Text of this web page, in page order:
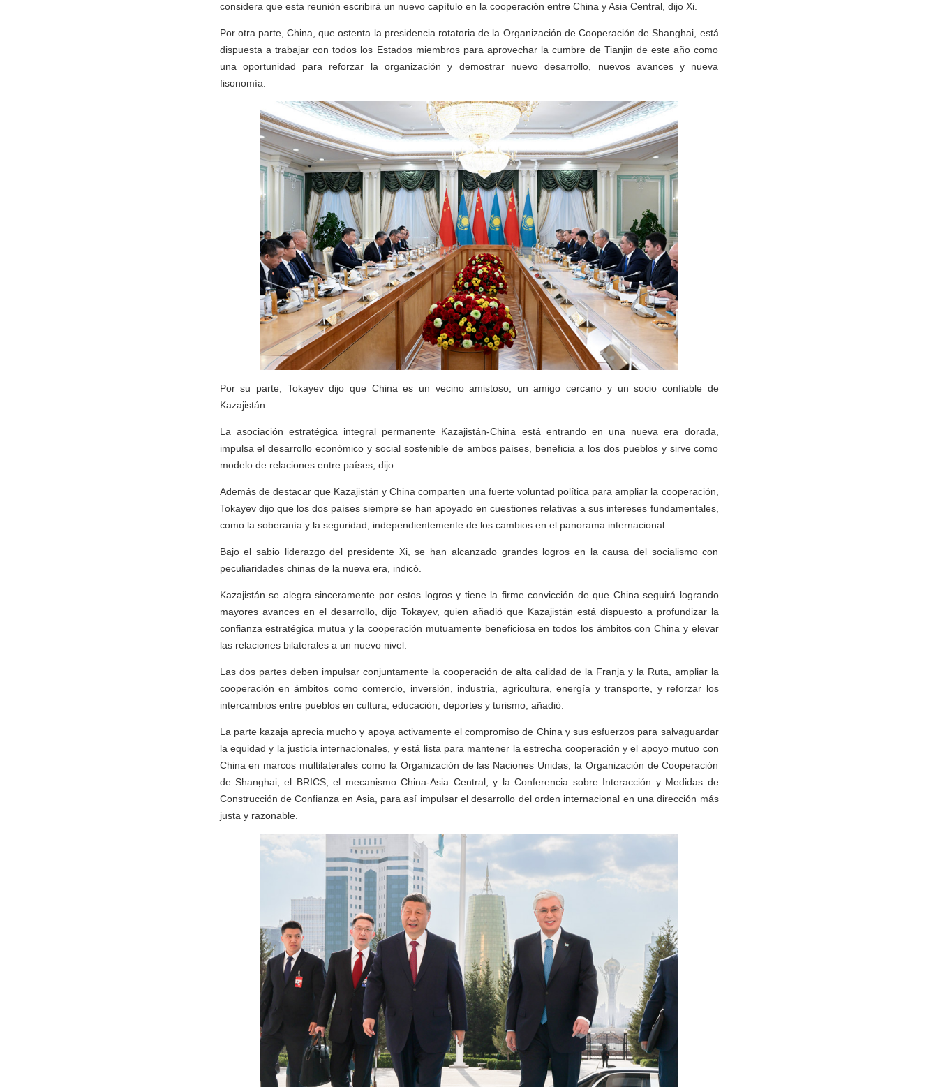
considera que esta reunión escribirá un nuevo capítulo en la cooperación entre China y Asia Central, dijo Xi.
Por otra parte, China, que ostenta la presidencia rotatoria de la Organización de Cooperación de Shanghai, está
dispuesta a trabajar con todos los Estados miembros para aprovechar la cumbre de Tianjin de este año como
una oportunidad para reforzar la organización y demostrar nuevo desarrollo, nuevos avances y nueva
fisonomía.
Por su parte, Tokayev dijo que China es un vecino amistoso, un amigo cercano y un socio confiable de
Kazajistán.
La asociación estratégica integral permanente Kazajistán-China está entrando en una nueva era dorada,
impulsa el desarrollo económico y social sostenible de ambos países, beneficia a los dos pueblos y sirve como
modelo de relaciones entre países, dijo.
Además de destacar que Kazajistán y China comparten una fuerte voluntad política para ampliar la cooperación,
Tokayev dijo que los dos países siempre se han apoyado en cuestiones relativas a sus intereses fundamentales,
como la soberanía y la seguridad, independientemente de los cambios en el panorama internacional.
Bajo el sabio liderazgo del presidente Xi, se han alcanzado grandes logros en la causa del socialismo con
peculiaridades chinas de la nueva era, indicó.
Kazajistán se alegra sinceramente por estos logros y tiene la firme convicción de que China seguirá logrando
mayores avances en el desarrollo, dijo Tokayev, quien añadió que Kazajistán está dispuesto a profundizar la
confianza estratégica mutua y la cooperación mutuamente beneficiosa en todos los ámbitos con China y elevar
las relaciones bilaterales a un nuevo nivel.
Las dos partes deben impulsar conjuntamente la cooperación de alta calidad de la Franja y la Ruta, ampliar la
cooperación en ámbitos como comercio, inversión, industria, agricultura, energía y transporte, y reforzar los
intercambios entre pueblos en cultura, educación, deportes y turismo, añadió.
La parte kazaja aprecia mucho y apoya activamente el compromiso de China y sus esfuerzos para salvaguardar
la equidad y la justicia internacionales, y está lista para mantener la estrecha cooperación y el apoyo mutuo con
China en marcos multilaterales como la Organización de las Naciones Unidas, la Organización de Cooperación
de Shanghai, el BRICS, el mecanismo China-Asia Central, y la Conferencia sobre Interacción y Medidas de
Construcción de Confianza en Asia, para así impulsar el desarrollo del orden internacional en una dirección más
justa y razonable.